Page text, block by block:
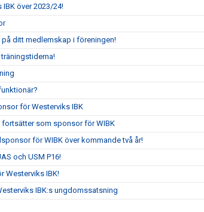
över 2023/24!
ditt medlemskap i föreningen!
för Westerviks IBK
som sponsor för WIBK
för WIBK över kommande två år!
och USM P16!
Westerviks IBK!
IBK:s ungdomssatsning